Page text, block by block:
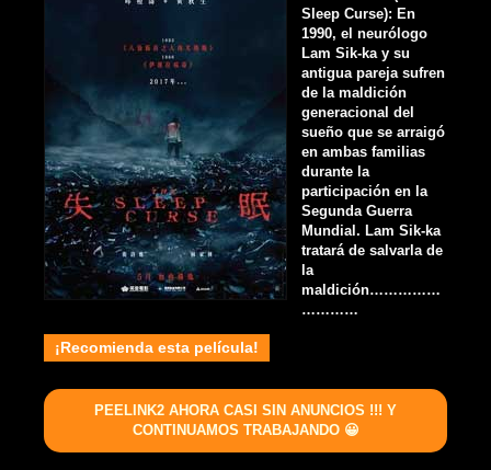
Sleep Curse): En
1990, el neurólogo
Lam Sik-ka y su
antigua pareja sufren
de la maldición
generacional del
sueño que se arraigó
en ambas familias
durante la
participación en la
Segunda Guerra
Mundial. Lam Sik-ka
tratará de salvarla de
la
maldición……………
…………
¡Recomienda esta película!
PEELINK2 AHORA CASI SIN ANUNCIOS !!! Y
CONTINUAMOS TRABAJANDO 😀